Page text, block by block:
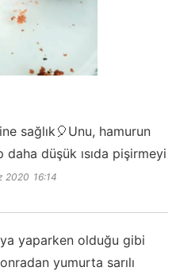
sağlık🎈Unu, hamurun
daha düşük ısıda pişirmeyi
2020 16:14
yaparken olduğu gibi
yumurta sarılı